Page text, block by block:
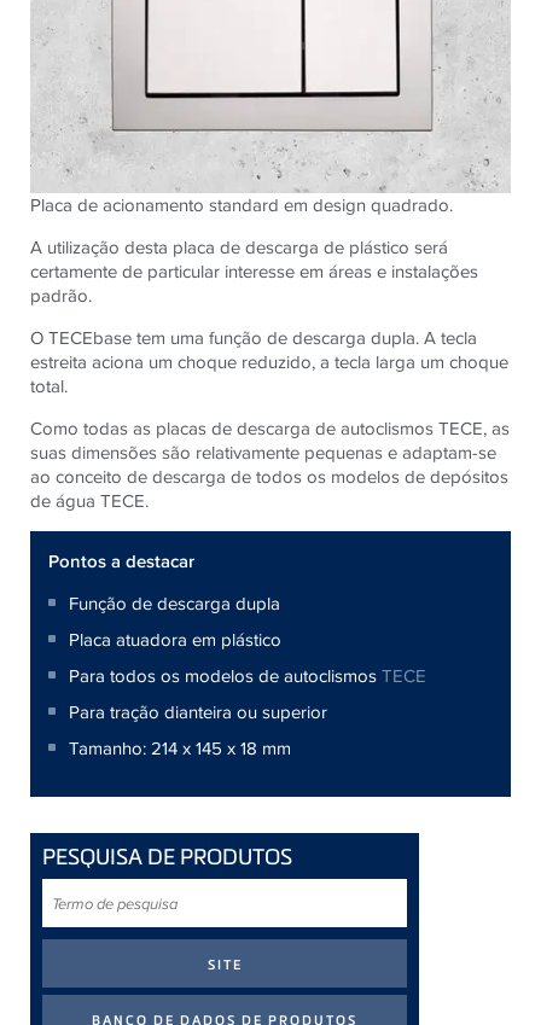
Placa de acionamento standard em design quadrado.
A utilização desta placa de descarga de plástico será
certamente de particular interesse em áreas e instalações
padrão.
O TECEbase tem uma função de descarga dupla. A tecla
estreita aciona um choque reduzido, a tecla larga um choque
total.
Como todas as placas de descarga de autoclismos TECE, as
suas dimensões são relativamente pequenas e adaptam-se
ao conceito de descarga de todos os modelos de depósitos
de água TECE.
Pontos a destacar
Função de descarga dupla
Placa atuadora em plástico
Para todos os modelos de autoclismosTECE
Para tração dianteira ou superior
Tamanho: 214 x 145 x 18 mm
PESQUISA DE PRODUTOS
de
pesquisa